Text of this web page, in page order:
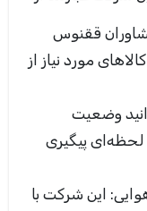
ققنوس
مورد نیاز از
وضعیت
لحظه‌ای پیگیری
این شرکت با